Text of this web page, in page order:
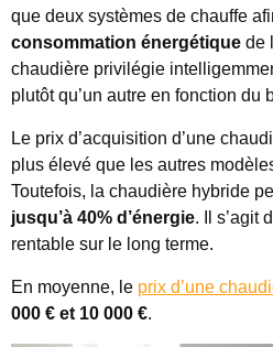
que deux systèmes de chauffe
consommation énergétique de
chaudière privilégie
plutôt qu’un autre en fonction du
Le prix d’acquisition d’une
plus élevé que les autres
Toutefois, la chaudière hybride
jusqu’à 40% d’énergie. Il s’agit
rentable sur le long terme.
En moyenne, le prix d’une
000 € et 10 000 €.